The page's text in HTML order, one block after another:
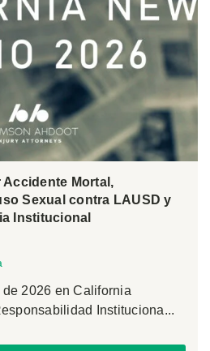
Accidente Mortal,
Sexual contra LAUSD y
Institucional
2026 en California
Instituciona...